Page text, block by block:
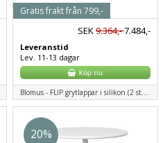
SEK9.364,-7.484,-
Leveranstid
Lev. 11-13 dagar
Gratis frakt från 799,-
Blomus - FLIP grytlappar i silikon (2 st.) - benvit
20%